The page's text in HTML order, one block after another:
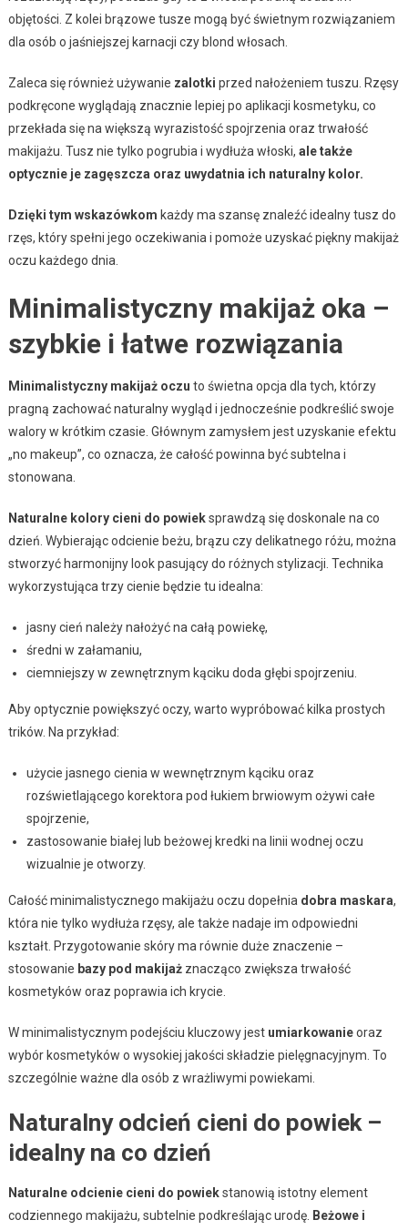
objętości. Z kolei brązowe tusze mogą być świetnym rozwiązaniem
dla osób o jaśniejszej karnacji czy blond włosach.
Zaleca się również używanie zalotki przed nałożeniem tuszu. Rzęsy
podkręcone wyglądają znacznie lepiej po aplikacji kosmetyku, co
przekłada się na większą wyrazistość spojrzenia oraz trwałość
makijażu. Tusz nie tylko pogrubia i wydłuża włoski, ale także
optycznie je zagęszcza oraz uwydatnia ich naturalny kolor.
Dzięki tym wskazówkom każdy ma szansę znaleźć idealny tusz do
rzęs, który spełni jego oczekiwania i pomoże uzyskać piękny makijaż
oczu każdego dnia.
Minimalistyczny makijaż oka –
szybkie i łatwe rozwiązania
Minimalistyczny makijaż oczu to świetna opcja dla tych, którzy
pragną zachować naturalny wygląd i jednocześnie podkreślić swoje
walory w krótkim czasie. Głównym zamysłem jest uzyskanie efektu
„no makeup”, co oznacza, że całość powinna być subtelna i
stonowana.
Naturalne kolory cieni do powieksprawdzą się doskonale na co
dzień. Wybierając odcienie beżu, brązu czy delikatnego różu, można
stworzyć harmonijny look pasujący do różnych stylizacji. Technika
wykorzystująca trzy cienie będzie tu idealna:
jasny cień należy nałożyć na całą powiekę,
średni w załamaniu,
ciemniejszy w zewnętrznym kąciku doda głębi spojrzeniu.
Aby optycznie powiększyć oczy, warto wypróbować kilka prostych
trików. Na przykład:
użycie jasnego cienia w wewnętrznym kąciku oraz
rozświetlającego korektora pod łukiem brwiowym ożywi całe
spojrzenie,
zastosowanie białej lub beżowej kredki na linii wodnej oczu
wizualnie je otworzy.
Całość minimalistycznego makijażu oczu dopełnia dobra maskara,
która nie tylko wydłuża rzęsy, ale także nadaje im odpowiedni
kształt. Przygotowanie skóry ma równie duże znaczenie –
stosowanie bazy pod makijażznacząco zwiększa trwałość
kosmetyków oraz poprawia ich krycie.
W minimalistycznym podejściu kluczowy jest umiarkowanieoraz
wybór kosmetyków o wysokiej jakości składzie pielęgnacyjnym. To
szczególnie ważne dla osób z wrażliwymi powiekami.
Naturalny odcień cieni do powiek –
idealny na co dzień
Naturalne odcienie cieni do powiekstanowią istotny element
codziennego makijażu, subtelnie podkreślając urodę. Beżowe i